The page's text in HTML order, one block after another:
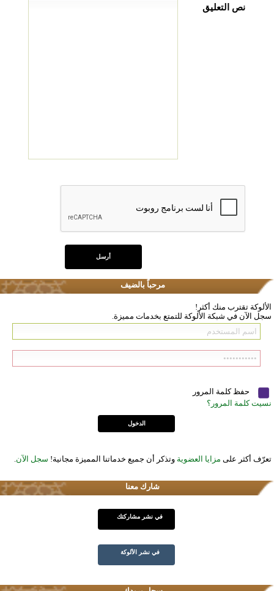
نص التعليق
مرحباً بالضيف
الألوكة تقترب منك أكثر!
سجل الآن في شبكة الألوكة للتمتع بخدمات مميزة.
حفظ كلمة المرور
نسيت كلمة المرور؟
تعرّف أكثر على مزايا العضوية وتذكر أن جميع خدماتنا المميزة مجانية! سجل الآن
شارك معنا
في نشر مشاركتك
في نشر الألوكة